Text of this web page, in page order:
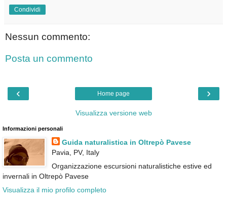
Condividi
Nessun commento:
Posta un commento
‹ ›
Home page
Visualizza versione web
Informazioni personali
Guida naturalistica in Oltrepò Pavese
Pavia, PV, Italy
Organizzazione escursioni naturalistiche estive ed
invernali in Oltrepò Pavese
Visualizza il mio profilo completo